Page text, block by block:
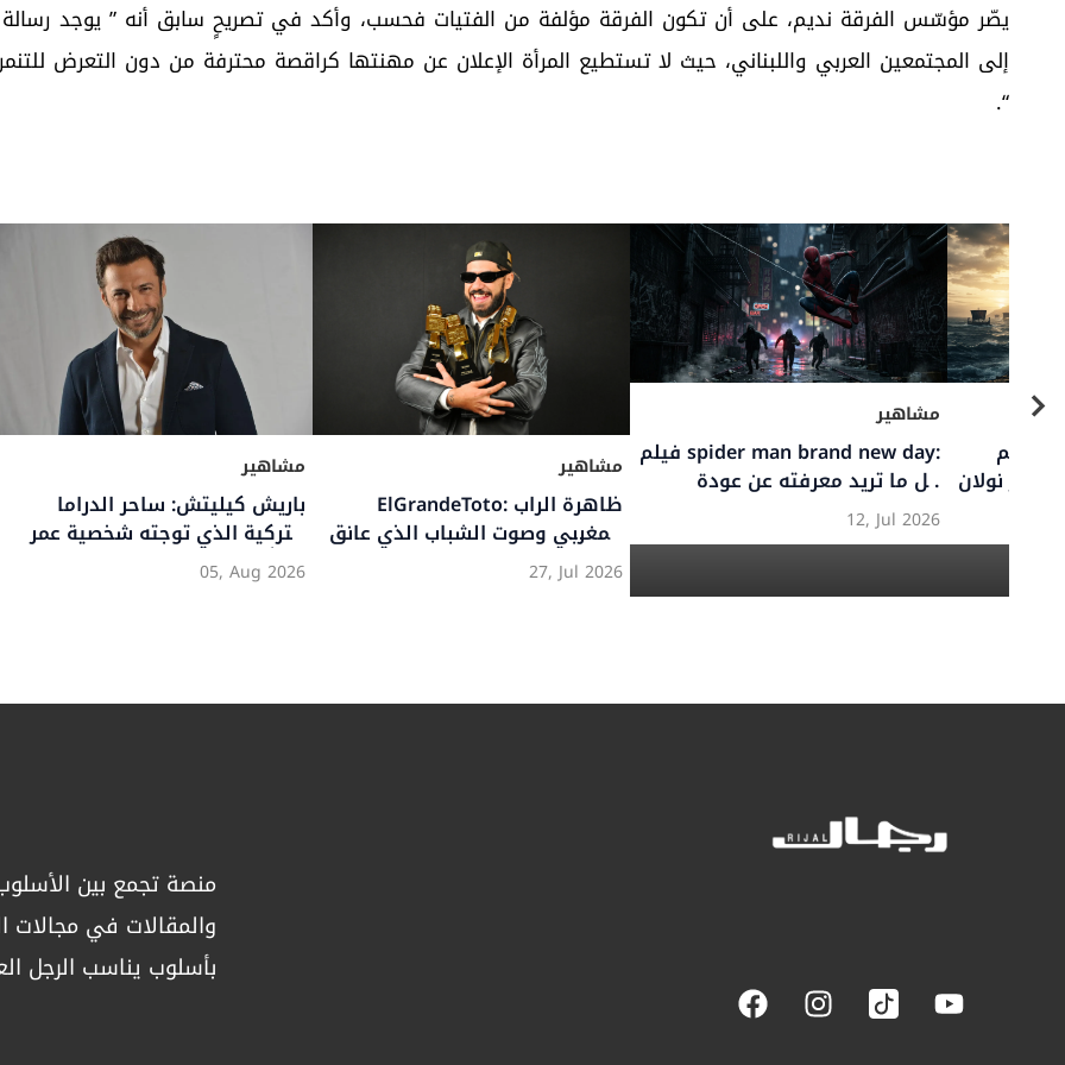
يصّر مؤسّس الفرقة نديم، على أن تكون الفرقة مؤلفة من الفتيات فحسب، وأكد في تصريحٍ سابق أنه ” يوجد رسالة
إلى المجتمعين العربي واللبناني، حيث لا تستطيع المرأة الإعلان عن مهنتها كراقصة محترفة من دون التعرض
“.
مشاهير
الأضخم من طاقم النجوم
العرض
11, Jul 2026
مشاهير
عثمان ديمبيلي: من نجم كرة قدم
استثنائي إلى أيقونة عالمية
للأناقة وفنّ العيش
02, Jun 2026
ستيفن غراهام.. صوت الحقيقة في
التمثيل ورجل الأدوار التي لا تُنسى
29, May 2026
نجم هادئ صنع
والحب
منصة تجمع بين
والمقالات في مجالات
بأسلوب يناسب الرجل